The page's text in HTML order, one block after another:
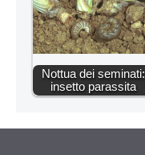
Nottua dei seminati:
insetto parassita